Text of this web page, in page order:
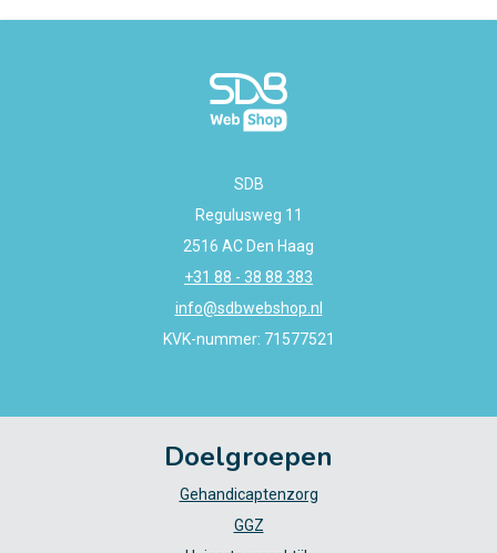
SDB
Regulusweg 11
2516 AC Den Haag
+31 88 - 38 88 383
info@sdbwebshop.nl
KVK-nummer: 71577521
Doelgroepen
Gehandicaptenzorg
GGZ